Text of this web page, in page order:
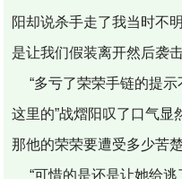
阳却说杀手走了我当时不
是让我们假装离开然后袭
“多亏了荣荣手链的提示
这里的”战熠阳叹了口气显
那他的荣荣要遭受多少苦
“可惜的是还是让她给逃